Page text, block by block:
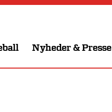
Nyheder & Presse